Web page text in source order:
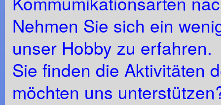
Nehmen Sie sich ein
unser Hobby zu erfahren.
Sie finden die Aktivitäten
möchten uns